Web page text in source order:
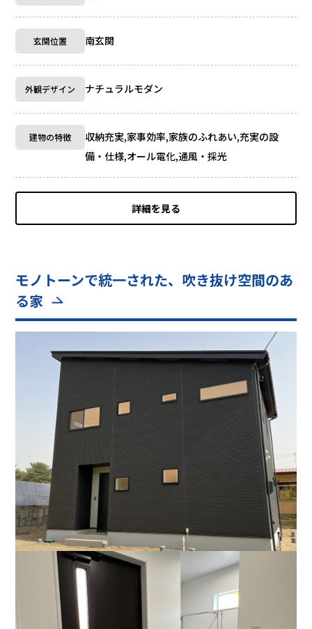
玄関位置 南玄関
外観デザイン ナチュラルモダン
建物の特徴
収納充実,家事効率,家族のふれあい,充実の設
備・仕様,オール電化,通風・採光
詳細を見る
モノトーンで統一された、吹き抜け空間のあ
る家